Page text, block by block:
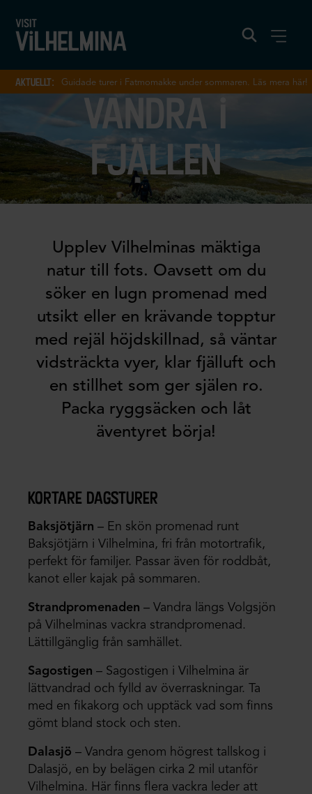
aktuellt: Guidade turer i Fatmomakke under sommaren. Läs mera här!
vandra i
fjällen
Upplev Vilhelminas mäktiga
natur till fots. Oavsett om du
söker en lugn promenad med
utsikt eller en krävande topptur
med rejäl höjdskillnad, så väntar
vidsträckta vyer, klar fjälluft och
en stillhet som ger själen ro.
Packa ryggsäcken och låt
äventyret börja!
kortare dagsturer
Baksjötjärn – En skön promenad runt
Baksjötjärn i Vilhelmina, fri från motortrafik,
perfekt för familjer. Passar även för roddbåt,
kanot eller kajak på sommaren.
Strandpromenaden – Vandra längs Volgsjön
på Vilhelminas vackra strandpromenad.
Lättillgänglig från samhället.
Sagostigen – Sagostigen i Vilhelmina är
lättvandrad och fylld av överraskningar. Ta
med en fikakorg och upptäck vad som finns
gömt bland stock och sten.
Dalasjö – Vandra genom högrest tallskog i
Dalasjö, en by belägen cirka 2 mil utanför
Vilhelmina. Här finns flera vackra leder att